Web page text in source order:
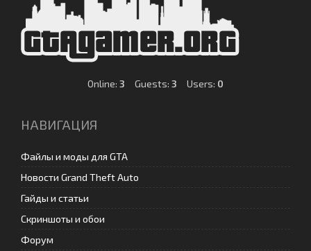
Online: 3 Guests: 3 Users: 0
НАВИГАЦИЯ
Файлы и моды для GTA
Новости Grand Theft Auto
Гайды и статьи
Скриншоты и обои
Форум